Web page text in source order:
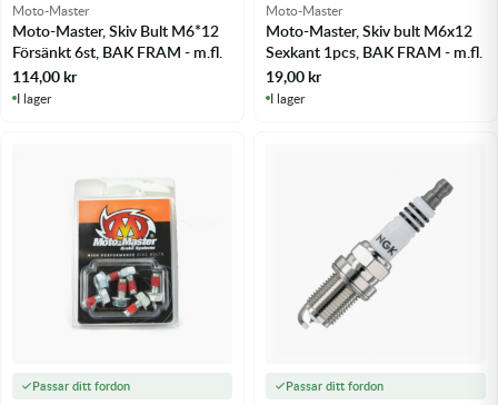
Moto-Master
Moto-Master, Skiv Bult M6*12
Försänkt 6st, BAK FRAM - m.fl.
114,00kr
I lager
Moto-Master
Moto-Master, Skiv bult M6x12
Sexkant 1pcs, BAK FRAM - m.fl.
19,00kr
I lager
Passar ditt fordon Passar ditt fordon